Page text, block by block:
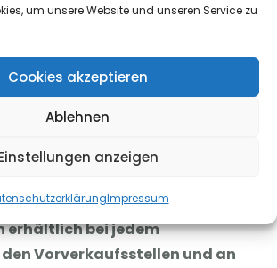
um unsere Website und unseren Service zu
Cookies akzeptieren
Ablehnen
anzeigen
Impressum
4
2
Liederkranz
Liederkranz
u.d.B
Haupt
bei jedem
Vorverkaufsstellen und an